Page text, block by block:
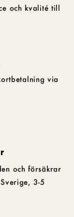
och kvalité till
via
och försäkrar
3-5